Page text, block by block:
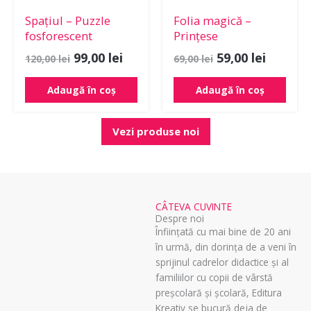
Spațiul – Puzzle
fosforescent
120,00lei 99,00 lei
Adaugă în coș
Folia magică –
Prințese
69,00lei 59,00 lei
Adaugă în coș
Vezi produse noi
CÂTEVA CUVINTE
Despre noi
Înființată cu mai bine de 20 ani
în urmă, din dorința de a veni în
sprijinul cadrelor didactice și al
familiilor cu copii de vârstă
preșcolară și școlară, Editura
Kreativ se bucură deja de